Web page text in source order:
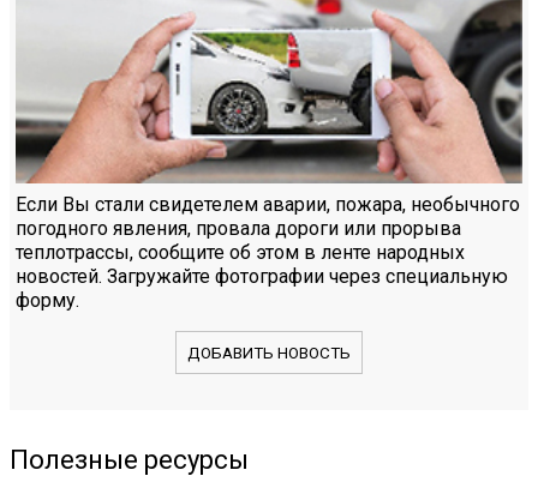
Если Вы стали свидетелем аварии, пожара, необычного
погодного явления, провала дороги или прорыва
теплотрассы, сообщите об этом в ленте народных
новостей. Загружайте фотографии через специальную
форму.
ДОБАВИТЬ НОВОСТЬ
Полезные ресурсы